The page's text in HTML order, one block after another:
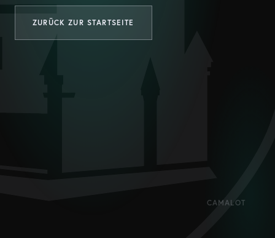
ZURÜCK ZUR STARTSEITE
CAMALOT